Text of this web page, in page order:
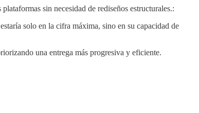
sin necesidad de rediseños estructurales.:
solo en la cifra máxima, sino en su capacidad de
una entrega más progresiva y eficiente.